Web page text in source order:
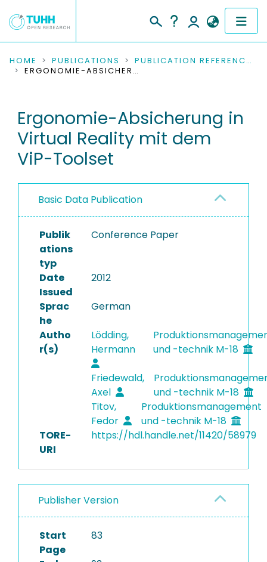
COMMUNITIES & COLLECTIONS
RESEARCH DATA
PEOPLE
PROJECTS
HOME PUBLICATIONS
PUBLICATION REFERENCES
ERGONOMIE-ABSICHERUNG IN VIRTUAL REALITY MIT DEM VIP-TOOLSET
Ergonomie-Absicherung in
Virtual Reality mit dem
ViP-Toolset
Basic Data Publication
Publik
ations
typ
Conference Paper
Date
Issued
2012
Sprac
he
German
Autho
r(s)
Lödding,
Hermann
und -technik M-18
Friedewald,
Axel
und -technik M-18
Titov,
Fedor
Produktionsmanagement
und -technik M-18
TORE-
URI
https://hdl.handle.net/11420/58979
Publisher Version
Start
Page
83